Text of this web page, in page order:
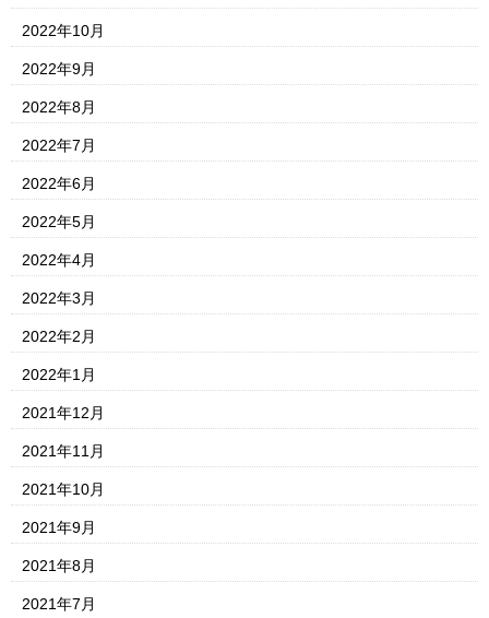
2022年10月
2022年9月
2022年8月
2022年7月
2022年6月
2022年5月
2022年4月
2022年3月
2022年2月
2022年1月
2021年12月
2021年11月
2021年10月
2021年9月
2021年8月
2021年7月